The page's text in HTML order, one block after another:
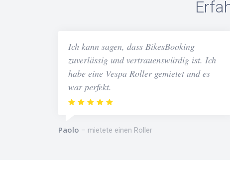
Ich kann sagen, dass BikesBooking
zuverlässig und vertrauenswürdig ist. Ich
habe eine Vespa Roller gemietet und es
war perfekt.
Paolo mietete einen Roller